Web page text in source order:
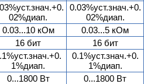
02%диап.
0.03%уст.знач.+0.
02%диап.
0.03...10 кОм
0.03...5 кОм
16 бит
16 бит
1%диап.
0.1%уст.знач.+0.
1%диап.
0...1800 Вт
0...1800 Вт